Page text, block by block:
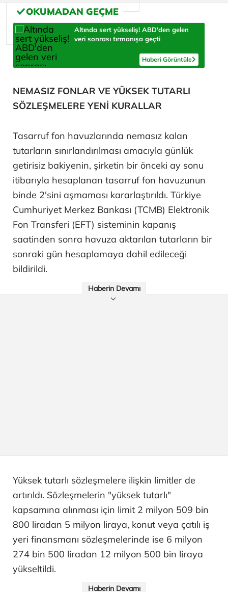
Altında sert yükseliş! ABD'den gelen
veri sonrası tırmanışa geçti
Haberi Görüntüle
NEMASIZ FONLAR VE YÜKSEK TUTARLI
SÖZLEŞMELERE YENİ KURALLAR
Tasarruf fon havuzlarında nemasız kalan
tutarların sınırlandırılması amacıyla günlük
getirisiz bakiyenin, şirketin bir önceki ay sonu
itibarıyla hesaplanan tasarruf fon havuzunun
binde 2'sini aşmaması kararlaştırıldı. Türkiye
Cumhuriyet Merkez Bankası (TCMB) Elektronik
Fon Transferi (EFT) sisteminin kapanış
saatinden sonra havuza aktarılan tutarların bir
sonraki gün hesaplamaya dahil edileceği
bildirildi.
Haberin Devamı
Yüksek tutarlı sözleşmelere ilişkin limitler de
artırıldı. Sözleşmelerin "yüksek tutarlı"
kapsamına alınması için limit 2 milyon 509 bin
800 liradan 5 milyon liraya, konut veya çatılı iş
yeri finansmanı sözleşmelerinde ise 6 milyon
274 bin 500 liradan 12 milyon 500 bin liraya
yükseltildi.
Haberin Devamı